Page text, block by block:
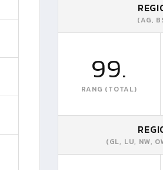
(AG,
99.
RANG (TOTAL)
(GL, LU, NW,